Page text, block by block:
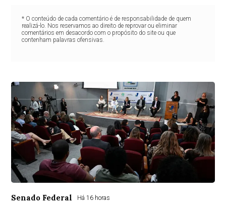
* O conteúdo de cada comentário é de responsabilidade de quem
realizá-lo. Nos reservamos ao direito de reprovar ou eliminar
comentários em desacordo com o propósito do site ou que
contenham palavras ofensivas.
Senado Federal Há 16 horas